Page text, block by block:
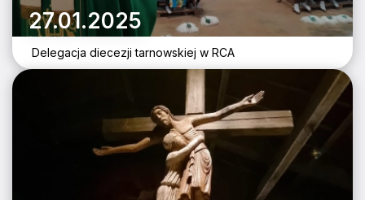
27.01.2025
Delegacja diecezji tarnowskiej w RCA